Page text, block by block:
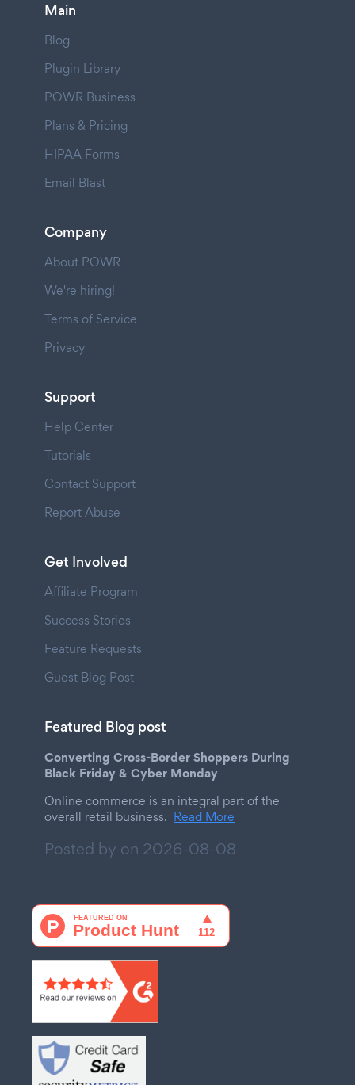
Main
Blog
Plugin Library
POWR Business
Plans & Pricing
HIPAA Forms
Email Blast
Company
About POWR
We're hiring!
Terms of Service
Privacy
Support
Help Center
Tutorials
Contact Support
Report Abuse
Get Involved
Affiliate Program
Success Stories
Feature Requests
Guest Blog Post
Featured Blog post
Converting Cross-Border Shoppers During
Black Friday & Cyber Monday
Online commerce is an integral part of the
overall retail business. Read More
Posted by on 2026-08-08